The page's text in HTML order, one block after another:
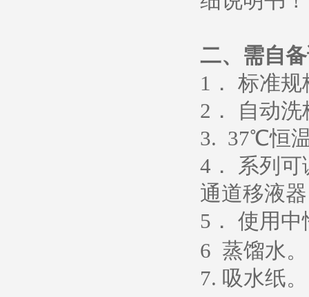
二、需自
1 ． 标准
2 ． 自动
3. 37℃恒
4 ． 系列
通道移液
5 ． 使用中
6 蒸馏水。
7. 吸水纸。